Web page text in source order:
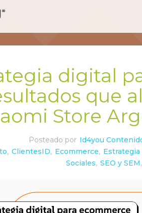
digital
que
Store
Posteado por Id4you
, ClientesID, Ecommerce,
Sociales, SEO y SEM,